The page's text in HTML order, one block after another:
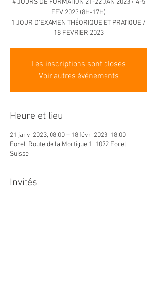
4 JOURS DE FORMATION 21-22 JAN 2023 / 4-5
FEV 2023 (8H-17H)
1 JOUR D'EXAMEN THÉORIQUE ET PRATIQUE /
18 FEVRIER 2023
Les inscriptions sont closes
Voir autres événements
Heure et lieu
21 janv. 2023, 08:00 – 18 févr. 2023, 18:00
Forel, Route de la Mortigue 1, 1072 Forel,
Suisse
Invités